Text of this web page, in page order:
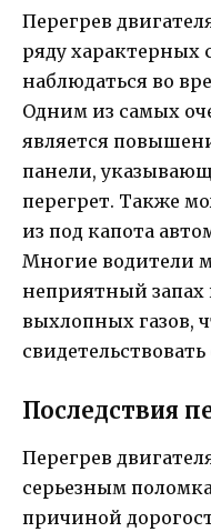
Перегрев
ряду характерных
наблюдаться во
Одним из самых
является
панели,
перегрет. Также
из под капота
Многие водители
неприятный запах
выхлопных газов,
Последствия
Перегрев
серьезным
причиной